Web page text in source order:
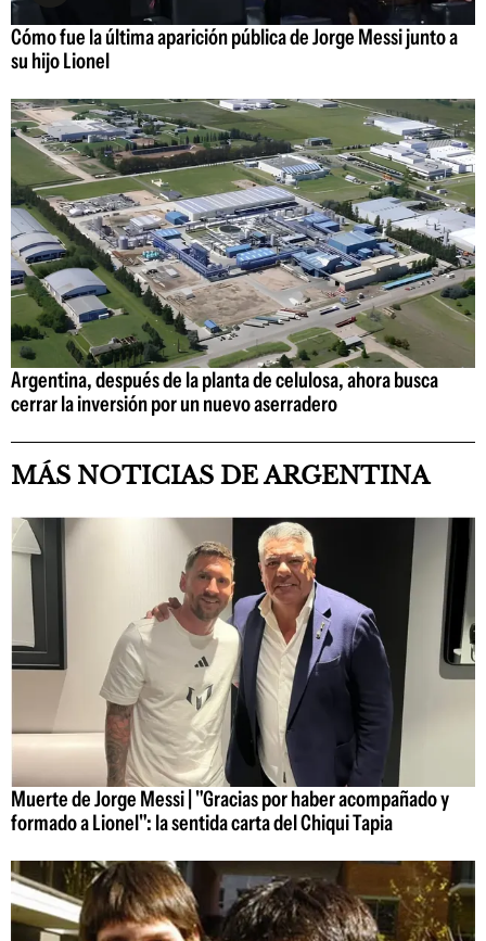
Cómo fue la última aparición pública de Jorge Messi junto a
su hijo Lionel
Argentina, después de la planta de celulosa, ahora busca
cerrar la inversión por un nuevo aserradero
MÁS NOTICIAS DE ARGENTINA
Muerte de Jorge Messi | "Gracias por haber acompañado y
formado a Lionel": la sentida carta del Chiqui Tapia